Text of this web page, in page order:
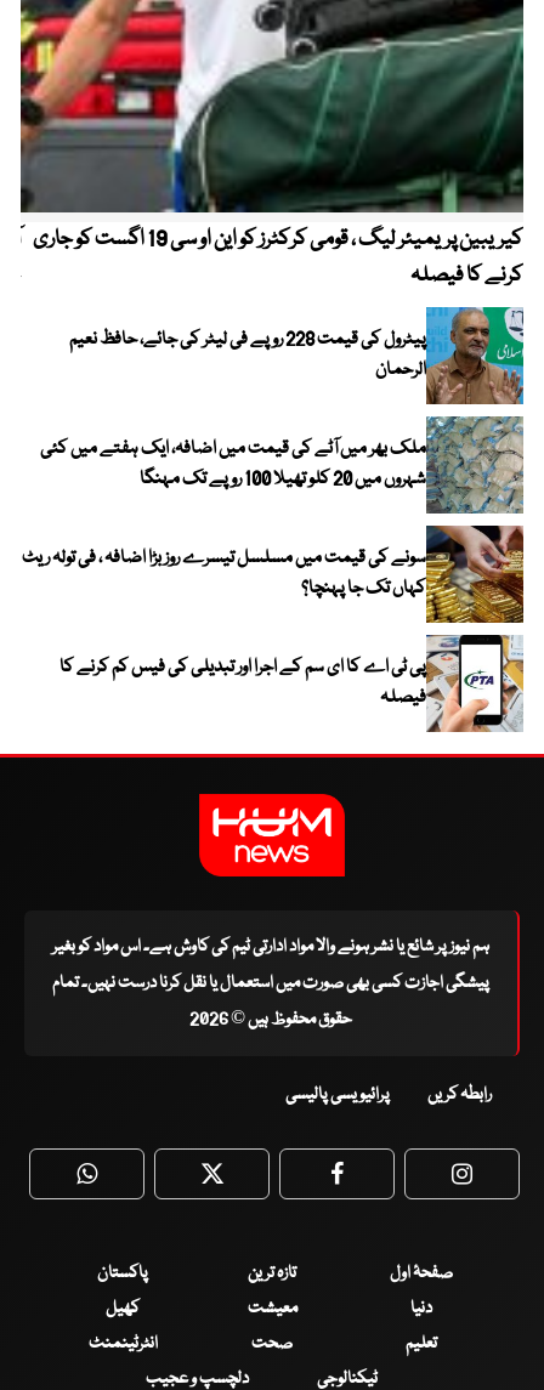
کیریبین پریمیئر لیگ ، قومی کرکٹرز کو این او سی 19 اگست کو جاری
کرنے کا فیصلہ
پیٹرول کی قیمت 228 روپے فی لیٹر کی جائے، حافظ نعیم
الرحمان
ملک بھر میں آٹے کی قیمت میں اضافہ، ایک ہفتے میں کئی
شہروں میں 20 کلو تھیلا 100 روپے تک مہنگا
سونے کی قیمت میں مسلسل تیسرے روز بڑا اضافہ ، فی تولہ ریٹ
کہاں تک جا پہنچا؟
پی ٹی اے کا ای سم کے اجرا اور تبدیلی کی فیس کم کرنے کا
فیصلہ
ہم نیوز پر شائع یا نشر ہونے والا مواد ادارتی ٹیم کی کاوش ہے۔ اس مواد کو بغیر
پیشگی اجازت کسی بھی صورت میں استعمال یا نقل کرنا درست نہیں۔ تمام
حقوق محفوظ ہیں © 2026
رابطہ کریں پرائیویسی پالیسی
WhatsApp Twitter Facebook
صفحۂ اول تازہ ترین
پاکستان
دنیا
معیشت
کھیل
تعلیم
صحت
انٹرٹینمنٹ
ٹیکنالوجی
دلچسپ و عجیب